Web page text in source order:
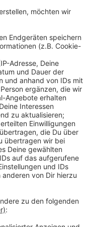
sind eine
räumt heute
gleichzeitig zu
Woche hat das
Pflanzen
von einer
sind
Straße, die
in der